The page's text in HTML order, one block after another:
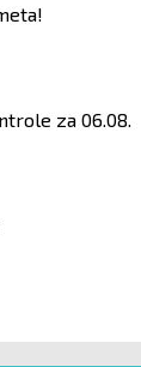
za 06.08.